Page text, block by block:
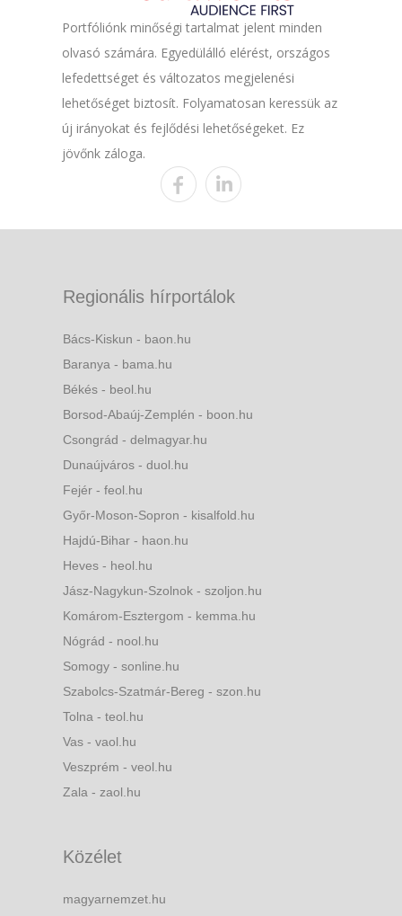
Portfóliónk minőségi tartalmat jelent minden
olvasó számára. Egyedülálló elérést, országos
lefedettséget és változatos megjelenési
lehetőséget biztosít. Folyamatosan keressük az
új irányokat és fejlődési lehetőségeket. Ez
jövőnk záloga.
Regionális hírportálok
Bács-Kiskun - baon.hu
Baranya - bama.hu
Békés - beol.hu
Borsod-Abaúj-Zemplén - boon.hu
Csongrád - delmagyar.hu
Dunaújváros - duol.hu
Fejér - feol.hu
Győr-Moson-Sopron - kisalfold.hu
Hajdú-Bihar - haon.hu
Heves - heol.hu
Jász-Nagykun-Szolnok - szoljon.hu
Komárom-Esztergom - kemma.hu
Nógrád - nool.hu
Somogy - sonline.hu
Szabolcs-Szatmár-Bereg - szon.hu
Tolna - teol.hu
Vas - vaol.hu
Veszprém - veol.hu
Zala - zaol.hu
Közélet
magyarnemzet.hu